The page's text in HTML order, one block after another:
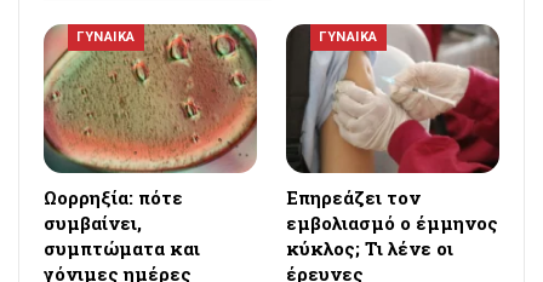
ΓΥΝΑΙΚΑ
Ωορρηξία: πότε
συμβαίνει,
συμπτώματα και
γόνιμες ημέρες
ΓΥΝΑΙΚΑ
Επηρεάζει τον
εμβολιασμό ο έμμηνος
κύκλος; Τι λένε οι
έρευνες